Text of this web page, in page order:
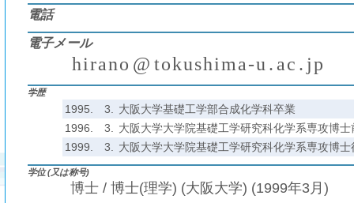
電話
電子メール
hirano @ tokushima-u . ac . jp
学歴
1995. 3.
大阪大学基礎工学部合成化学科卒業
1996.
3.
大阪大学大学院基礎工学研究科化学系専攻博
1999.
3. 大阪大学大学院基礎工学研究科化学系専攻博
学位 (又は称号)
博士 / 博士(理学) (大阪大学) (1999年3月)